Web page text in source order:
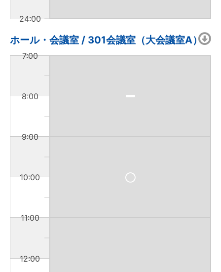
24:00
ホール・会議室 / 301会議室（大会議室A）
7:00
8:00
9:00
10:00
11:00
12:00